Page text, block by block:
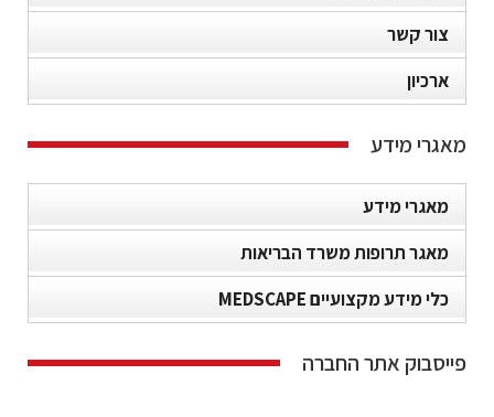
צור קשר
ארכיון
מאגרי מידע
מאגרי מידע
מאגר תרופות משרד הבריאות
כלי מידע מקצועיים MEDSCAPE
פייסבוק אתר החברה